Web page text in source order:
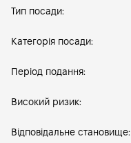
Тип посади:
Категорія посади:
Період подання:
Високий ризик:
Відповідальне становище: